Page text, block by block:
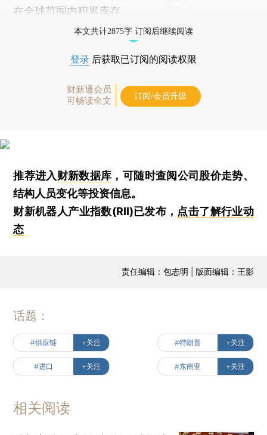
在全球范围内积累库存。
本文共计2875字 订阅后继续阅读
登录 后获取已订阅的阅读权限
财新通会员
可畅读全文
订阅/会员升级
推荐进入财新数据库 ，可随时查阅公司股价走势、
结构人员变化等投资信息。
财新机器人产业指数(RII)已发布， 点击了解行业动
态
责任编辑：包志明 | 版面编辑：王影
话题：
#供应链 +关注 #特朗普 +关注
#进口 +关注 #东南亚 +关注
相关阅读